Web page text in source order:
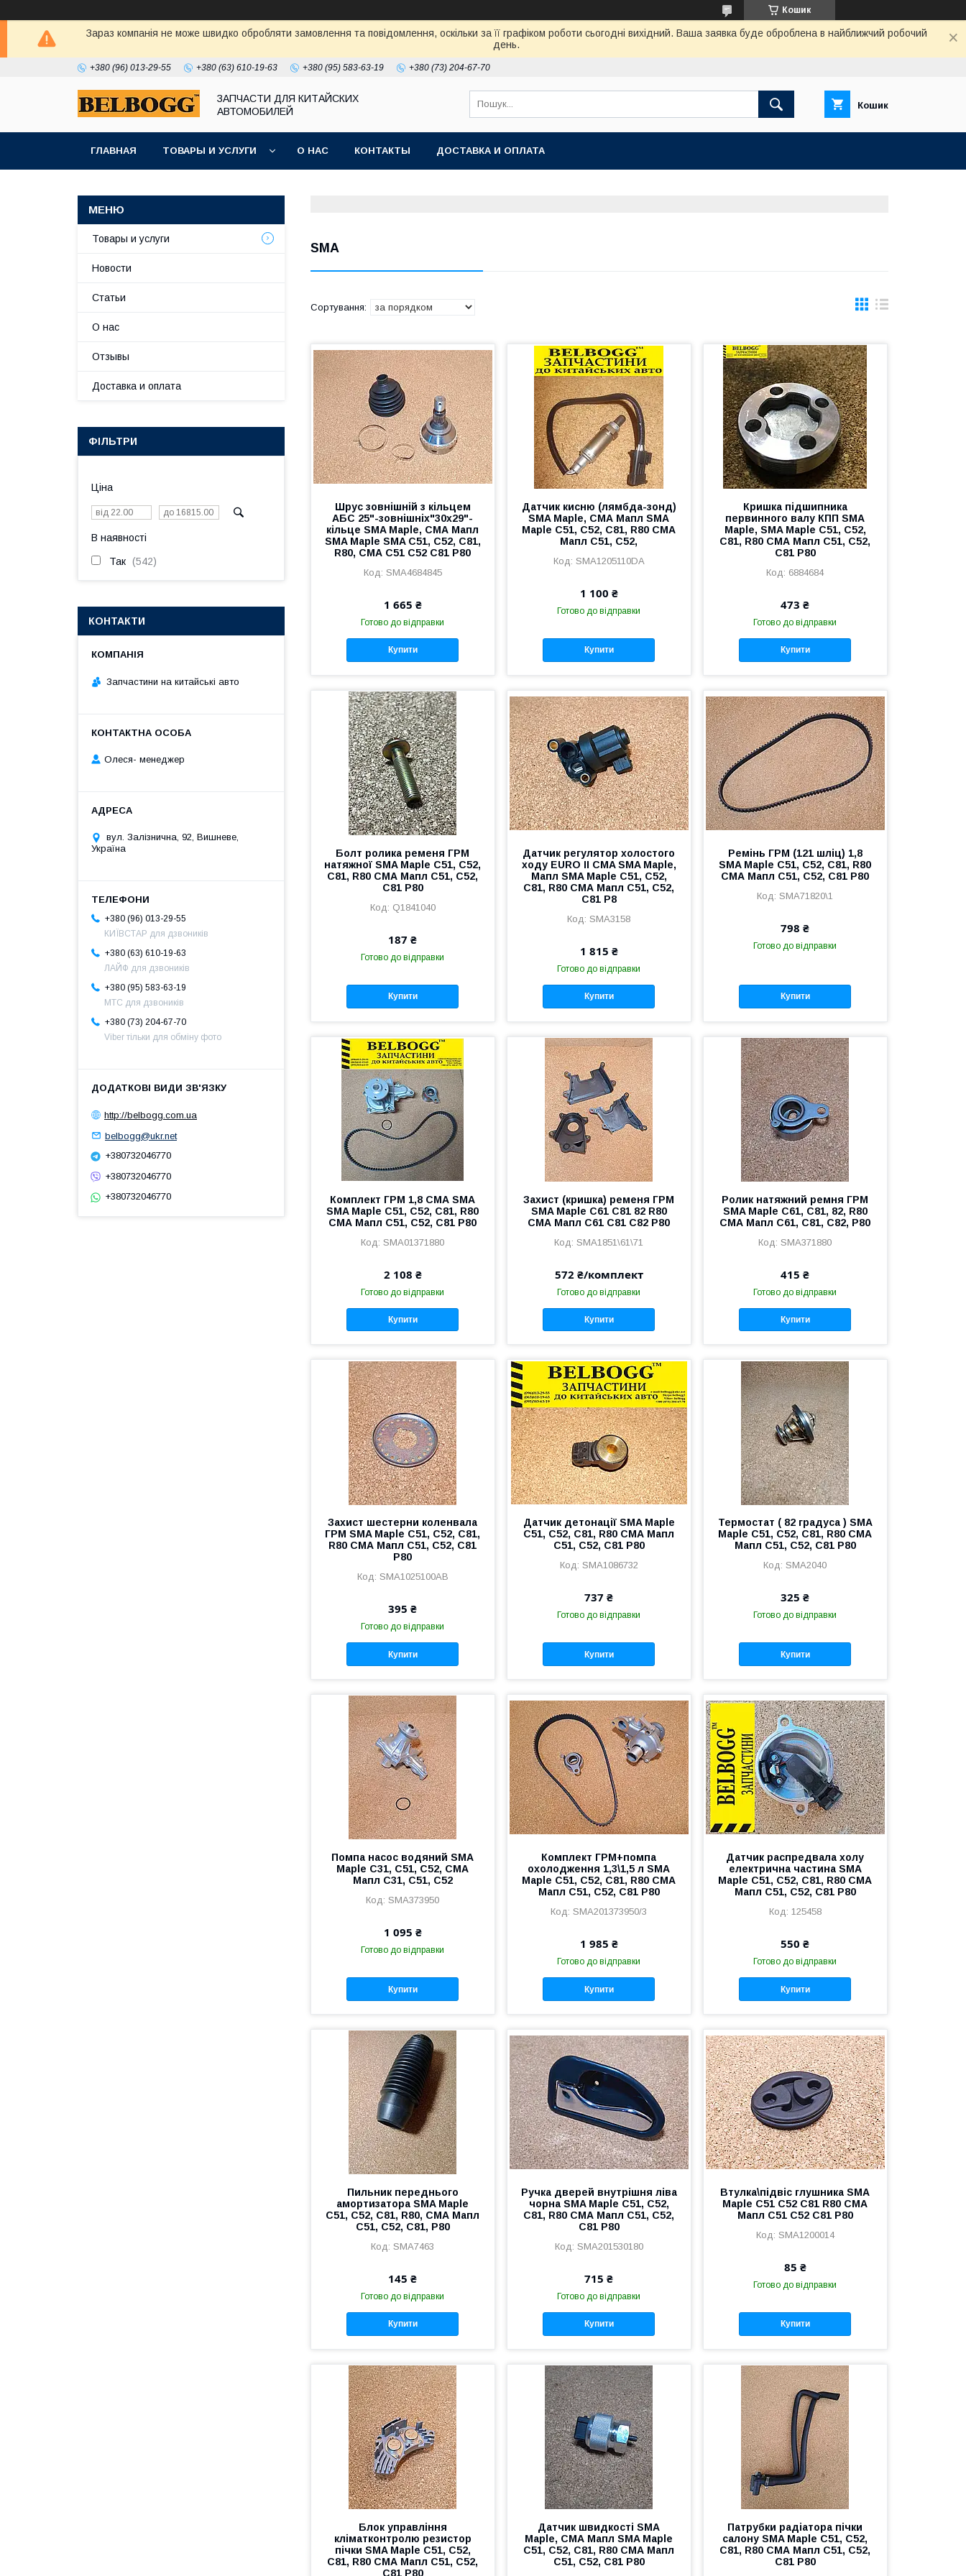
Кошик
Зараз компанія не може швидко обробляти замовлення та повідомлення, оскільки за її графіком роботи сьогодні вихідний. Ваша заявка буде оброблена в найближчий робочий
день.
+380 (96) 013-29-55 +380 (63) 610-19-63 +380 (95) 583-63-19 +380 (73) 204-67-70
ЗАПЧАСТИ ДЛЯ КИТАЙСКИХ
АВТОМОБИЛЕЙ
Кошик
ГЛАВНАЯ ТОВАРЫ И УСЛУГИ О НАС КОНТАКТЫ ДОСТАВКА И ОПЛАТА
SMA
Шрус зовнішній з кільцем
АБС 25"-зовнішніх"30x29"-
кільце SMA Maple, СМА Мапл
SMA Maple SMA C51, C52, C81,
R80, СМА С51 С52 С81 Р80
SMA4684845
1 665 ₴
Готово до відправки
Купити
Датчик кисню (лямбда-зонд)
SMA Maple, СМА Мапл SMA
Maple C51, C52, C81, R80 СМА
Мапл С51, С52,
SMA1205110DA
1 100 ₴
Готово до відправки
Купити
Кришка підшипника
первинного валу КПП SMA
Maple, SMA Maple C51, C52,
C81, R80 СМА Мапл С51, С52,
С81 Р80
6884684
473 ₴
Готово до відправки
Купити
Болт ролика ременя ГРМ
натяжної SMA Maple C51, C52,
C81, R80 СМА Мапл С51, С52,
С81 Р80
Q1841040
187 ₴
Готово до відправки
Купити
Датчик регулятор холостого
ходу EURO II CMA SMA Maple,
Мапл SMA Maple C51, C52,
C81, R80 СМА Мапл С51, С52,
С81 Р8
SMA3158
1 815 ₴
Готово до відправки
Купити
Ремінь ГРМ (121 шліц) 1,8
SMA Maple C51, C52, C81, R80
СМА Мапл С51, С52, С81 Р80
SMA71820\1
798 ₴
Готово до відправки
Купити
Комплект ГРМ 1,8 СМА SMA
SMA Maple C51, C52, C81, R80
СМА Мапл С51, С52, С81 Р80
SMA01371880
2 108 ₴
Готово до відправки
Купити
Захист (кришка) ременя ГРМ
SMA Maple С61 C81 82 R80
СМА Мапл С61 С81 С82 Р80
SMA1851\61\71
572 ₴/комплект
Готово до відправки
Купити
Ролик натяжний ремня ГРМ
SMA Maple С61, C81, 82, R80
СМА Мапл С61, С81, С82, Р80
SMA371880
415 ₴
Готово до відправки
Купити
Захист шестерни коленвала
ГРМ SMA Maple C51, C52, C81,
R80 СМА Мапл С51, С52, С81
Р80
SMA1025100AB
395 ₴
Готово до відправки
Купити
Датчик детонації SMA Maple
C51, C52, C81, R80 СМА Мапл
С51, С52, С81 Р80
SMA1086732
737 ₴
Готово до відправки
Купити
Термостат ( 82 градуса ) SMA
Maple C51, C52, C81, R80 СМА
Мапл С51, С52, С81 Р80
SMA2040
325 ₴
Готово до відправки
Купити
Помпа насос водяний SMA
Maple C31, C51, C52, СМА
Мапл С31, С51, С52
SMA373950
1 095 ₴
Готово до відправки
Купити
Комплект ГРМ+помпа
охолодження 1,3\1,5 л SMA
Maple C51, C52, C81, R80 СМА
Мапл С51, С52, С81 Р80
SMA201373950/3
1 985 ₴
Готово до відправки
Купити
Датчик распредвала холу
електрична частина SMA
Maple C51, C52, C81, R80 СМА
Мапл С51, С52, С81 Р80
125458
550 ₴
Готово до відправки
Купити
Пильник переднього
амортизатора SMA Maple
C51, C52, C81, R80, СМА Мапл
С51, С52, С81, Р80
SMA7463
145 ₴
Готово до відправки
Купити
Ручка дверей внутрішня ліва
чорна SMA Maple C51, C52,
C81, R80 СМА Мапл С51, С52,
С81 Р80
SMA201530180
715 ₴
Готово до відправки
Купити
Втулка\підвіс глушника SMA
Maple C51 C52 C81 R80 СМА
Мапл С51 С52 С81 Р80
SMA1200014
85 ₴
Готово до відправки
Купити
Блок управління
кліматконтролю резистор
пічки SMA Maple C51, C52,
C81, R80 СМА Мапл С51, С52,
С81 Р80
Датчик швидкості SMA
Maple, СМА Мапл SMA Maple
C51, C52, C81, R80 СМА Мапл
С51, С52, С81 Р80
Патрубки радіатора пічки
салону SMA Maple C51, C52,
C81, R80 СМА Мапл С51, С52,
С81 Р80
Товары и услуги
Новости
Статьи
О нас
Отзывы
Доставка и оплата
ФІЛЬТРИ
Ціна
В наявності
Так 542
КОНТАКТИ
Запчастини на китайські авто
Олеся- менеджер
вул. Залізнична, 92, Вишневе,
Україна
+380 (96) 013-29-55
КИЇВСТАР для дзвоників
+380 (63) 610-19-63
ЛАЙФ для дзвоників
+380 (95) 583-63-19
МТС для дзвоників
+380 (73) 204-67-70
Viber тільки для обміну фото
http://belbogg.com.ua
belbogg@ukr.net
+380732046770
+380732046770
+380732046770